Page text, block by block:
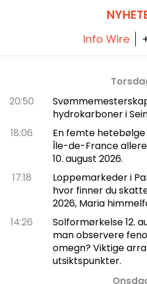
distriktet i Paris, samtidig
får oppleve et
Info Wire
20:50
hydrokarboner i
18:06
En femte
Île-de-France
10. august 2026.
17:18
Loppemarkeder i
hvor finner du
2026, Maria
14:26
Solformørkelse 12.
man observere
omegn? Viktige
utsiktspunkter.